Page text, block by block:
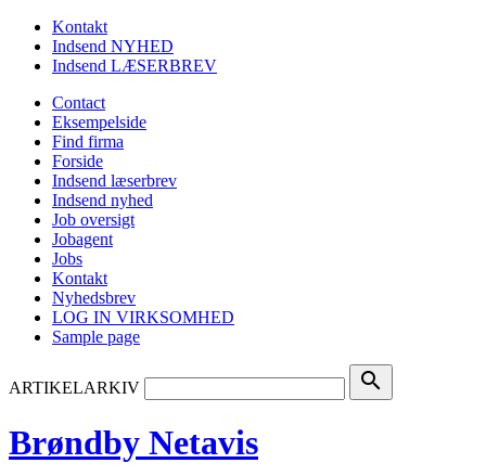
Kontakt
Indsend NYHED
Indsend LÆSERBREV
Contact
Eksempelside
Find firma
Forside
Indsend læserbrev
Indsend nyhed
Job oversigt
Jobagent
Jobs
Kontakt
Nyhedsbrev
LOG IN VIRKSOMHED
Sample page
ARTIKELARKIV search
Brøndby Netavis